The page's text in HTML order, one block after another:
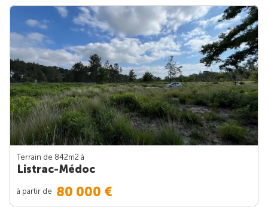
Terrain de 842m2 à
Listrac-Médoc
à partir de 80 000 €